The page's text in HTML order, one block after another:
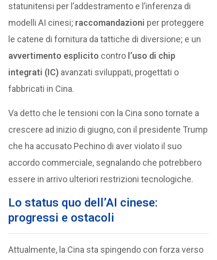
statunitensi per l’addestramento e l’inferenza di
modelli AI cinesi; raccomandazioni per proteggere
le catene di fornitura da tattiche di diversione; e un
avvertimento esplicito contro l’uso di chip
integrati (IC) avanzati sviluppati, progettati o
fabbricati in Cina.
Va detto che le tensioni con la Cina sono tornate a
crescere ad inizio di giugno, con il presidente Trump
che ha accusato Pechino di aver violato il suo
accordo commerciale, segnalando che potrebbero
essere in arrivo ulteriori restrizioni tecnologiche.
Lo status quo dell’AI cinese:
progressi e ostacoli
Attualmente, la Cina sta spingendo con forza verso